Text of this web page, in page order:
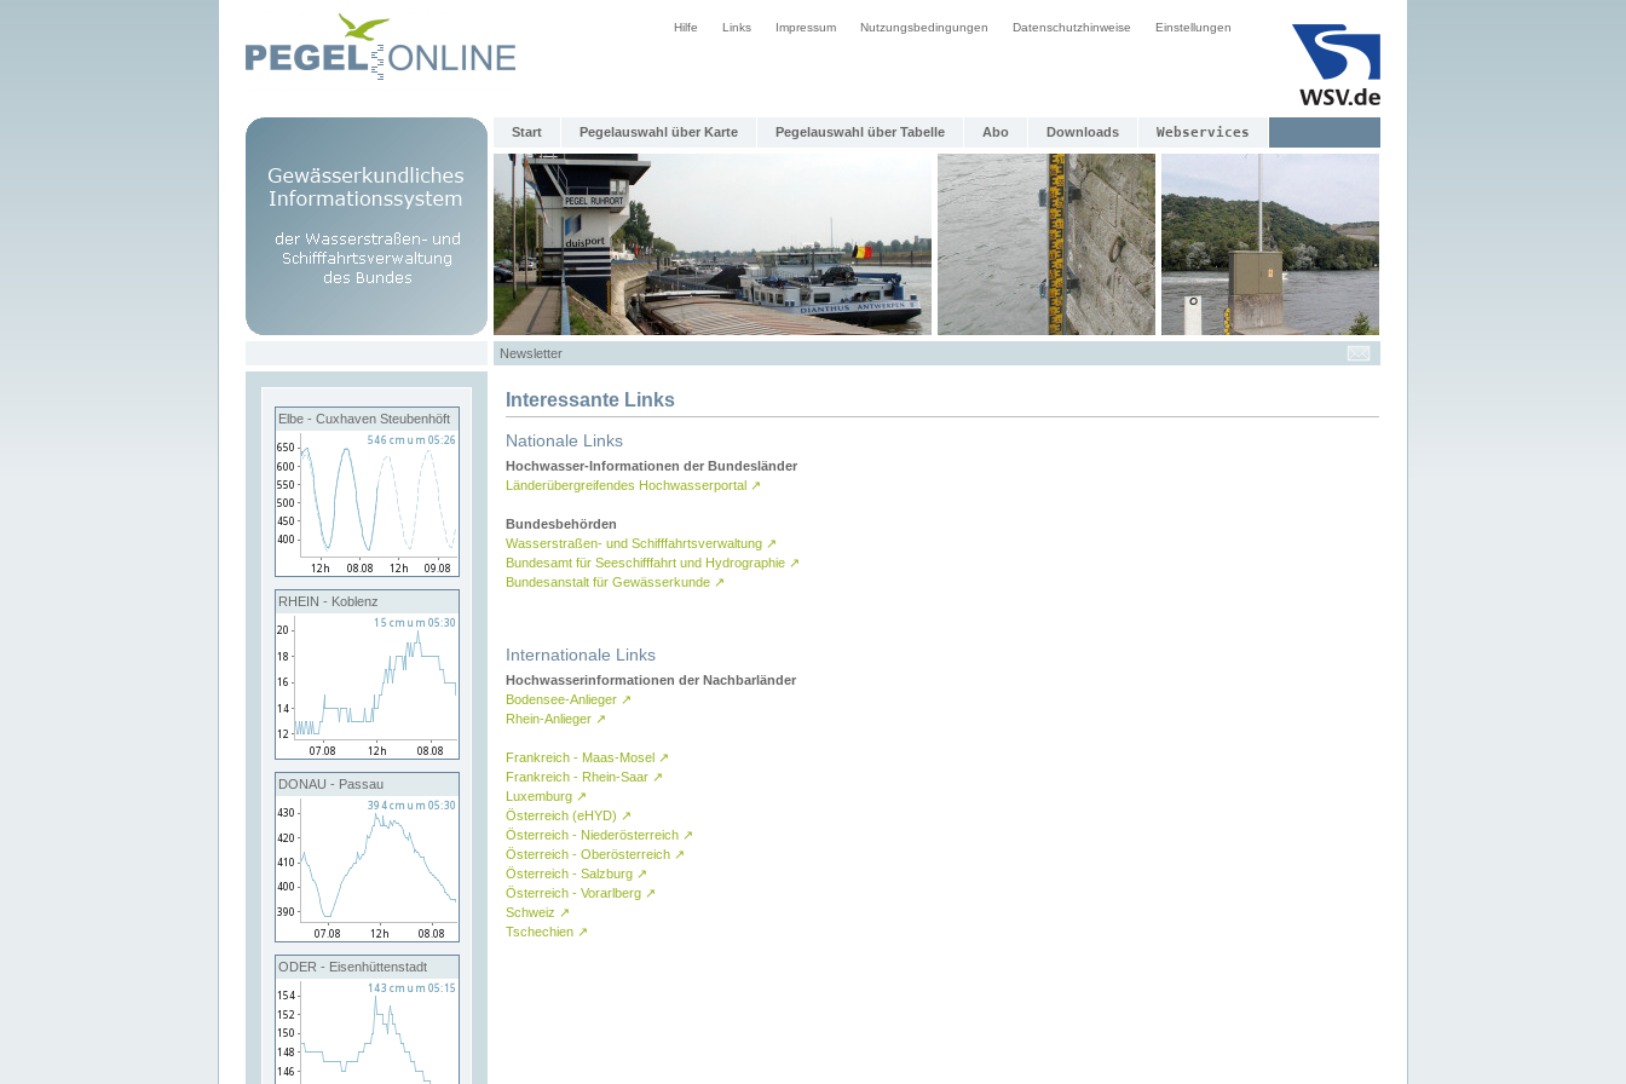
Hilfe Links Impressum Nutzungsbedingungen Datenschutzhinweise Einstellungen
Start Pegelauswahl über Karte Pegelauswahl über Tabelle Abo Downloads Webservices
Newsletter
Elbe - Cuxhaven Steubenhöft
RHEIN - Koblenz
DONAU - Passau
ODER - Eisenhüttenstadt
Interessante Links
Nationale Links
Hochwasser-Informationen der Bundesländer
Länderübergreifendes Hochwasserportal ↗
Bundesbehörden
Wasserstraßen- und Schifffahrtsverwaltung ↗
Bundesamt für Seeschifffahrt und Hydrographie ↗
Bundesanstalt für Gewässerkunde ↗
Internationale Links
Hochwasserinformationen der Nachbarländer
Bodensee-Anlieger ↗
Rhein-Anlieger ↗
Frankreich - Maas-Mosel ↗
Frankreich - Rhein-Saar ↗
Luxemburg ↗
Österreich (eHYD) ↗
Österreich - Niederösterreich ↗
Österreich - Oberösterreich ↗
Österreich - Salzburg ↗
Österreich - Vorarlberg ↗
Schweiz ↗
Tschechien ↗